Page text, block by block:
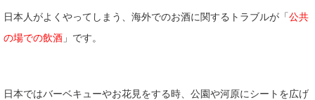
日本人がよくやってしまう、海外でのお酒に関するトラブルが「公共
の場での飲酒 」です。
日本ではバーベキューやお花見をする時、公園や河原にシートを広げ